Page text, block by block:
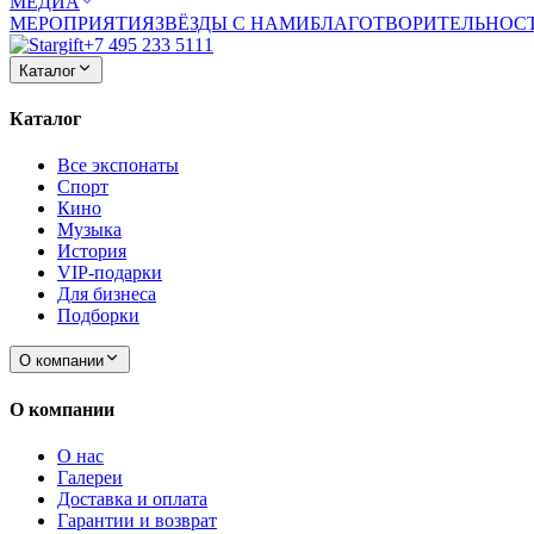
МЕРОПРИЯТИЯЗВЁЗДЫ С НАМИ
+7 495 233 5111
Каталог
Каталог
Все экспонаты
Спорт
Кино
Музыка
История
VIP-подарки
Для бизнеса
Подборки
О компании
О компании
О нас
Галереи
Доставка и оплата
Гарантии и возврат